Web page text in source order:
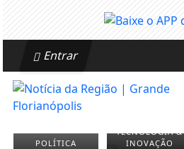
Entrar
POLÍTICA
TECNOLOGIA &
INOVAÇÃO